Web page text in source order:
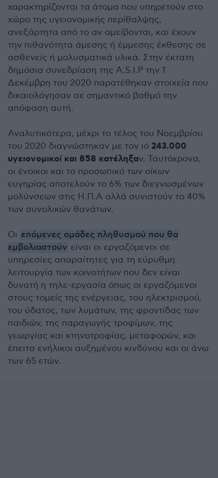
χαρακτηρίζονται τα άτομα που υπηρετούν στο
χώρο της υγειονομικής περίθαλψης,
ανεξάρτητα από το αν αμείβονται, και έχουν
την πιθανότητα άμεσης ή έμμεσης έκθεσης σε
ασθενείς ή μολυσματικά υλικά. Στην έκτατη
δημόσια συνεδρίαση της A.S.I.P την 1
Δεκέμβρη του 2020 παρατέθηκαν στοιχεία που
δικαιολόγησαν σε σημαντικό βαθμό την
απόφαση αυτή.
Αναλυτικότερα, μέχρι το τέλος του Νοεμβρίου
του 2020 διαγνώστηκαν με τον ιό 243.000
υγειονομικοί και 858 κατέληξαν. Ταυτόχρονα,
οι ένοικοι και το προσωπικό των οίκων
ευγηρίας αποτελούν το 6% των διεγνωσμένων
μολύνσεων στις Η.Π.Α αλλά συνιστούν το 40%
των συνολικών θανάτων.
Οι επόμενες ομάδες πληθυσμού που θα
εμβολιαστούν είναι οι εργαζόμενοι σε
υπηρεσίες απαραίτητες για τη εύρυθμη
λειτουργία των κοινοτήτων που δεν είναι
δυνατή η τηλε-εργασία όπως οι εργαζόμενοι
στους τομείς της ενέργειας, του ηλεκτρισμού,
του ύδατος, των λυμάτων, της φροντίδας των
παιδιών, της παραγωγής τροφίμων, της
γεωργίας και κτηνοτροφίας, μεταφορών, και
έπειτα ενήλικοι αυξημένου κινδύνου και οι άνω
των 65 ετών.